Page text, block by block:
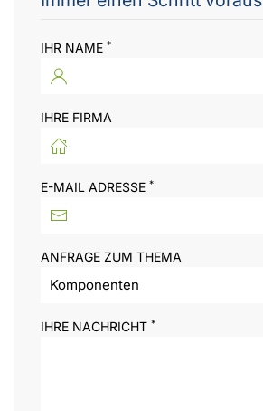
IHR NAME *
IHRE FIRMA
E-MAIL ADRESSE *
ANFRAGE ZUM THEMA
IHRE NACHRICHT *